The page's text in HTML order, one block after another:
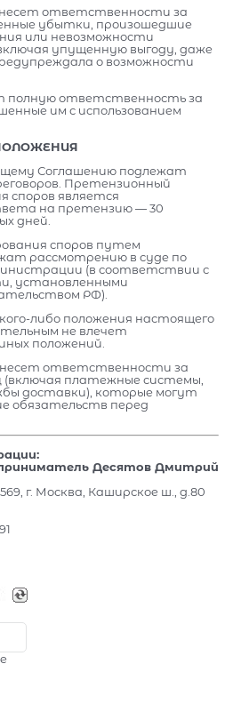
ответственности за
убытки, произошедшие
или невозможности
упущенную выгоду, даже
о возможности
полную ответственность за
им с использованием
Соглашению подлежат
Претензионный
споров является
на претензию — 30
дней.
споров путем
рассмотрению в суде по
(в соответствии с
установленными
РФ).
либо положения настоящего
не влечет
положений.
ответственности за
платежные системы,
доставки), которые могут
обязательств перед
Десятов Дмитрий
г. Москва, Каширское ш., д.80